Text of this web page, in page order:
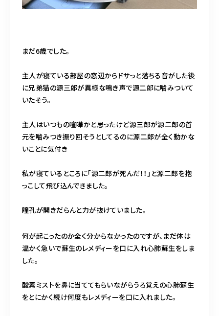
まだ6歳でした。
主人が寝ている部屋の窓辺からドサっと落ちる音がした後
に兄弟猫の源三郎が異様な鳴き声で源二郎に噛みついて
いたそう。
主人はいつもの喧嘩かと思ったけど源三郎が源二郎の首
元を噛みつき振り回そうとしてるのに源二郎が全く動かな
いことに気付き
私が寝ているところに「源二郎が死んだ！！」と源二郎を抱
っこして飛び込んできました。
瞳孔が開きだらんと力が抜けていました。
何が起こったのか全く分からなかったのですが、まだ体は
温かく急いで蘇生のレメディーを口に入れ心肺蘇生をしま
した。
酸素ミストを鼻に当ててもらいながらうろ覚えの心肺蘇生
をとにかく続け何度もレメディーを口に入れました。
LINEよりお問い合わせください)